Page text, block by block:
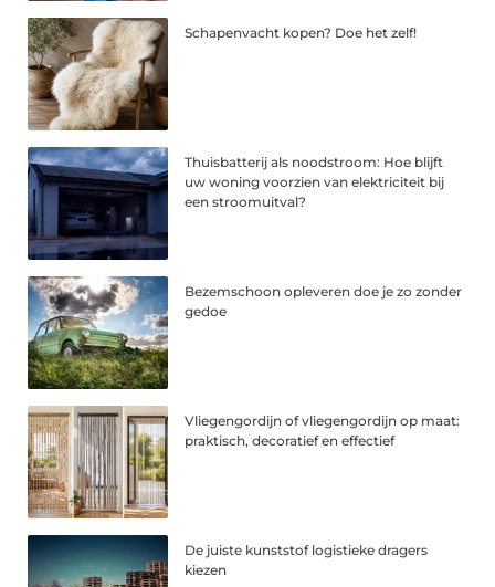
Schapenvacht kopen? Doe het zelf!
Thuisbatterij als noodstroom: Hoe blijft
uw woning voorzien van elektriciteit bij
een stroomuitval?
Bezemschoon opleveren doe je zo zonder
gedoe
Vliegengordijn of vliegengordijn op maat:
praktisch, decoratief en effectief
De juiste kunststof logistieke dragers
kiezen